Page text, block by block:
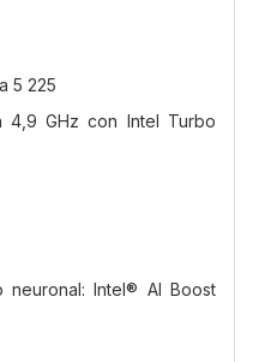
5 225
4,9 GHz con Intel Turbo
neuronal: Intel® AI Boost